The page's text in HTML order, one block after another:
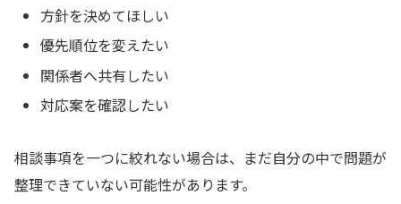
方針を決めてほしい
優先順位を変えたい
関係者へ共有したい
対応案を確認したい
相談事項を一つに絞れない場合は、まだ自分の中で問題が
整理できていない可能性があります。